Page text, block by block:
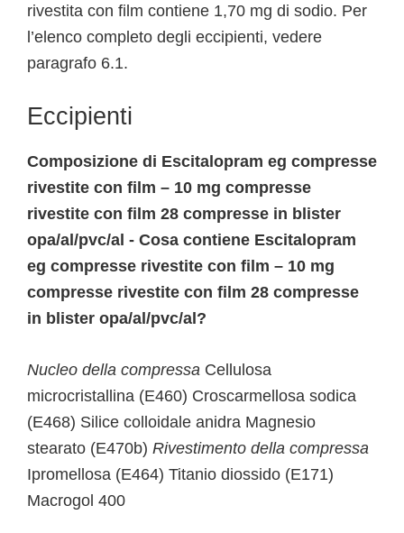
rivestita con film contiene 1,70 mg di sodio. Per
l’elenco completo degli eccipienti, vedere
paragrafo 6.1.
Eccipienti
Composizione di Escitalopram eg compresse
rivestite con film – 10 mg compresse
rivestite con film 28 compresse in blister
opa/al/pvc/al - Cosa contiene Escitalopram
eg compresse rivestite con film – 10 mg
compresse rivestite con film 28 compresse
in blister opa/al/pvc/al?
Nucleo della compressa Cellulosa
microcristallina (E460) Croscarmellosa sodica
(E468) Silice colloidale anidra Magnesio
stearato (E470b) Rivestimento della compressa
Ipromellosa (E464) Titanio diossido (E171)
Macrogol 400